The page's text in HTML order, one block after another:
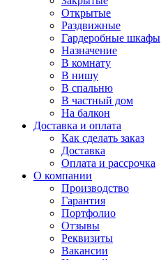
Открытые
Раздвижные
Гардеробные шкафы
Назначение
В комнату
В нишу
В спальню
В частный дом
На балкон
Доставка и оплата
Как сделать заказ
Доставка
Оплата и рассрочка
О компании
Производство
Гарантия
Портфолио
Отзывы
Реквизиты
Вакансии